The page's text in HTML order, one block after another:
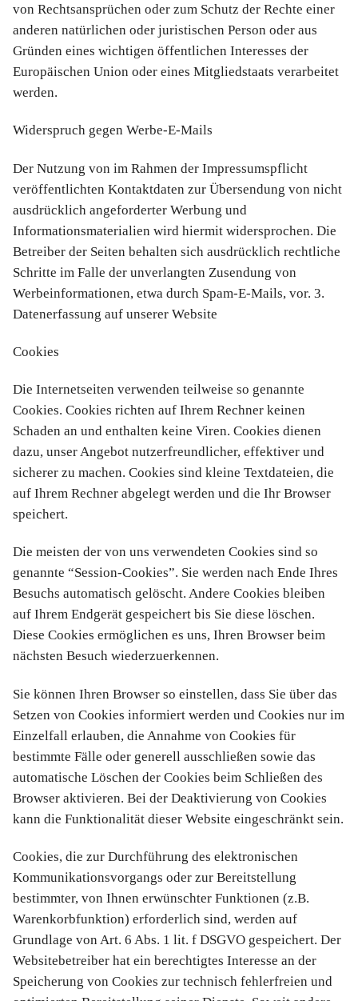
von Rechtsansprüchen oder zum Schutz der Rechte einer
anderen natürlichen oder juristischen Person oder aus
Gründen eines wichtigen öffentlichen Interesses der
Europäischen Union oder eines Mitgliedstaats verarbeitet
werden.
Widerspruch gegen Werbe-E-Mails
Der Nutzung von im Rahmen der Impressumspflicht
veröffentlichten Kontaktdaten zur Übersendung von nicht
ausdrücklich angeforderter Werbung und
Informationsmaterialien wird hiermit widersprochen. Die
Betreiber der Seiten behalten sich ausdrücklich rechtliche
Schritte im Falle der unverlangten Zusendung von
Werbeinformationen, etwa durch Spam-E-Mails, vor. 3.
Datenerfassung auf unserer Website
Cookies
Die Internetseiten verwenden teilweise so genannte
Cookies. Cookies richten auf Ihrem Rechner keinen
Schaden an und enthalten keine Viren. Cookies dienen
dazu, unser Angebot nutzerfreundlicher, effektiver und
sicherer zu machen. Cookies sind kleine Textdateien, die
auf Ihrem Rechner abgelegt werden und die Ihr Browser
speichert.
Die meisten der von uns verwendeten Cookies sind so
genannte “Session-Cookies”. Sie werden nach Ende Ihres
Besuchs automatisch gelöscht. Andere Cookies bleiben
auf Ihrem Endgerät gespeichert bis Sie diese löschen.
Diese Cookies ermöglichen es uns, Ihren Browser beim
nächsten Besuch wiederzuerkennen.
Sie können Ihren Browser so einstellen, dass Sie über das
Setzen von Cookies informiert werden und Cookies nur im
Einzelfall erlauben, die Annahme von Cookies für
bestimmte Fälle oder generell ausschließen sowie das
automatische Löschen der Cookies beim Schließen des
Browser aktivieren. Bei der Deaktivierung von Cookies
kann die Funktionalität dieser Website eingeschränkt sein.
Cookies, die zur Durchführung des elektronischen
Kommunikationsvorgangs oder zur Bereitstellung
bestimmter, von Ihnen erwünschter Funktionen (z.B.
Warenkorbfunktion) erforderlich sind, werden auf
Grundlage von Art. 6 Abs. 1 lit. f DSGVO gespeichert. Der
Websitebetreiber hat ein berechtigtes Interesse an der
Speicherung von Cookies zur technisch fehlerfreien und